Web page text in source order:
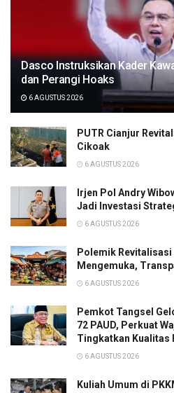
Dasco Instruksikan Kader
dan Perangi Hoaks
6 AGUSTUS 2026
PUTR Cianjur
Cikoak
6 AGUSTUS 2026
Irjen Pol Andry
Jadi Investasi
6 AGUSTUS 2026
Polemik Revitalisasi
Mengemuka,
6 AGUSTUS 2026
Pemkot Tangsel
72 PAUD, Perkuat
Tingkatkan Kualitas
6 AGUSTUS 2026
Kuliah Umum di